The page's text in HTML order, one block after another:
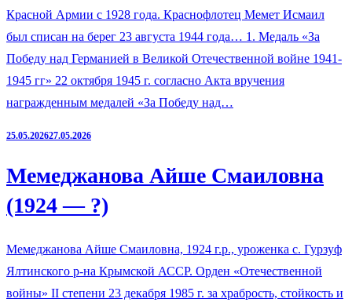
Красной Армии с 1928 года. Краснофлотец Мемет Исмаил
был списан на берег 23 августа 1944 года… 1. Медаль «За
Победу над Германией в Великой Отечественной войне 1941-
1945 гг» 22 октября 1945 г. согласно Акта вручения
награжденным медалей «За Победу над…
25.05.202627.05.2026
Мемеджанова Айше Смаиловна
(1924 — ?)
Мемеджанова Айше Смаиловна, 1924 г.р., уроженка с. Гурзуф
Ялтинского р-на Крымской АССР. Орден «Отечественной
войны» II степени 23 декабря 1985 г. за храбрость, стойкость и